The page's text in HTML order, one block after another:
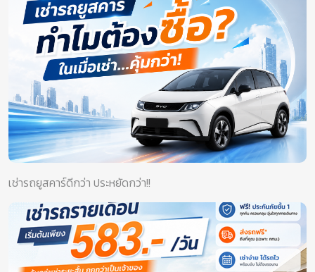
เช่ารถยูสคาร์ดีกว่า ประหยัดกว่า!!